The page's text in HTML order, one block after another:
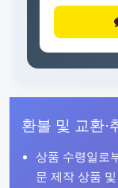
환불 및 교환·
상품 수령일로
문 제작 상품